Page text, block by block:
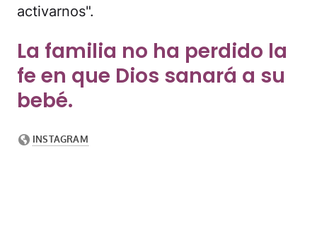
activarnos".
La familia no ha perdido la
fe en que Dios sanará a su
bebé.